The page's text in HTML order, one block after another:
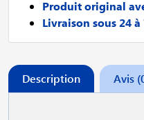
Produit original
Livraison sous 24 à
Description Avis